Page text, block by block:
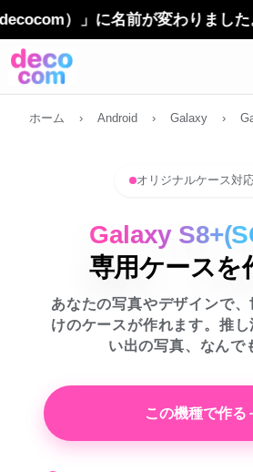
」に名前が変わりました。サー
ホーム › Android › Galaxy ›
オリジナルケース対
Galaxy
専用ケースを
あなたの写真やデザインで
けのケースが作れます。推
い出の写真、なんで
この機種で作る